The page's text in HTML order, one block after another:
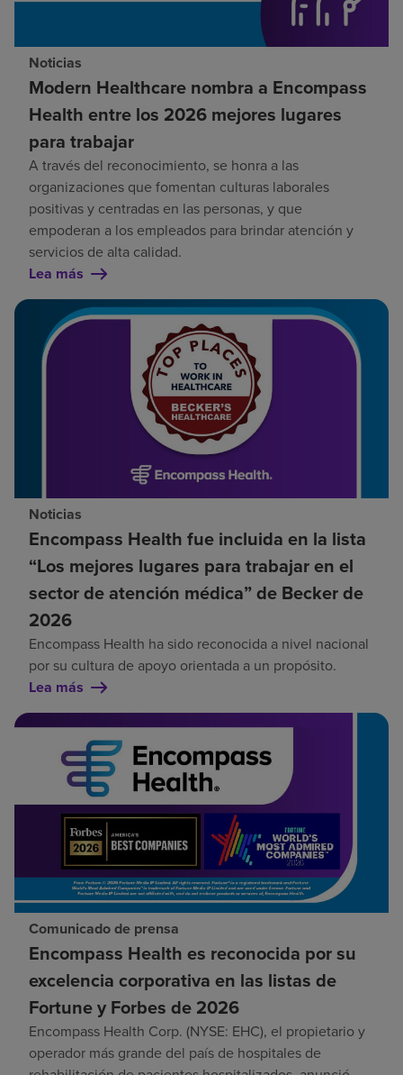
Noticias
Modern Healthcare nombra a Encompass
Health entre los 2026 mejores lugares
para trabajar
A través del reconocimiento, se honra a las
organizaciones que fomentan culturas laborales
positivas y centradas en las personas, y que
empoderan a los empleados para brindar atención y
servicios de alta calidad.
Lea más
Noticias
Encompass Health fue incluida en la lista
“Los mejores lugares para trabajar en el
sector de atención médica” de Becker de
2026
Encompass Health ha sido reconocida a nivel nacional
por su cultura de apoyo orientada a un propósito.
Lea más
Comunicado de prensa
Encompass Health es reconocida por su
excelencia corporativa en las listas de
Fortune y Forbes de 2026
Encompass Health Corp. (NYSE: EHC), el propietario y
operador más grande del país de hospitales de